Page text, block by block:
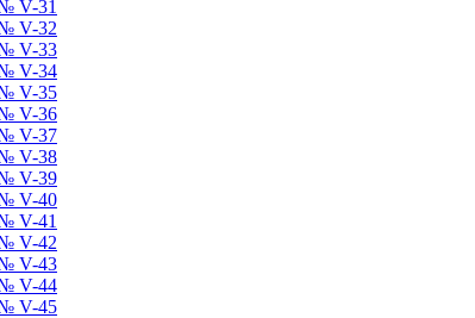
V-31
V-32
№ V-33
№ V-34
№ V-35
№ V-36
№ V-37
№ V-38
№ V-39
№ V-40
V-41
V-42
№ V-43
№ V-44
№ V-45